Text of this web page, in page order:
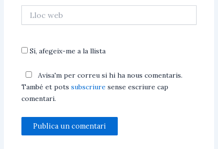
web
Sí, afegeix-me a la llista
Avisa'm per correu si hi ha nous comentaris.
També et potssubscriure sense escriure cap
comentari.